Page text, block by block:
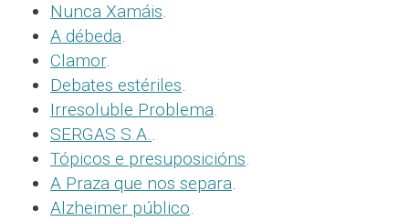
Nunca Xamáis.
A débeda.
Clamor.
Debates estériles.
Irresoluble Problema.
SERGAS S.A..
Tópicos e presuposicións.
A Praza que nos separa.
Alzheimer público.